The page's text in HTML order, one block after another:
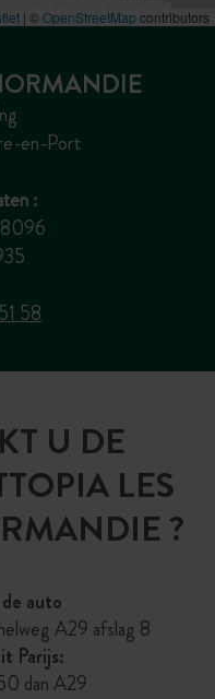
| ©OpenStreetMap contributors
en-Port
:
58
U DE
LES
?
auto
A29 afslag 8
Parijs:
dan A29